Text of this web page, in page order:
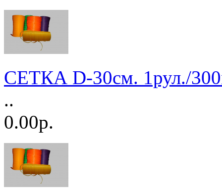
СЕТКА D-30см. 1рул./
..
0.00р.